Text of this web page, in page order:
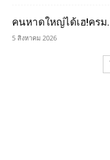
คนหาดใหญ่ได้เฮ!ครม
5 สิงหาคม 2026